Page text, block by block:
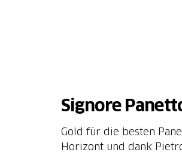
Signore
Gold für die besten
Horizont und dank